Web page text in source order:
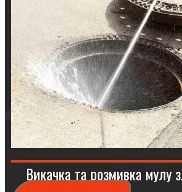
Викачка та розмивка мулу